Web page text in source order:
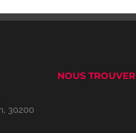
30200
NOUS TROUVER